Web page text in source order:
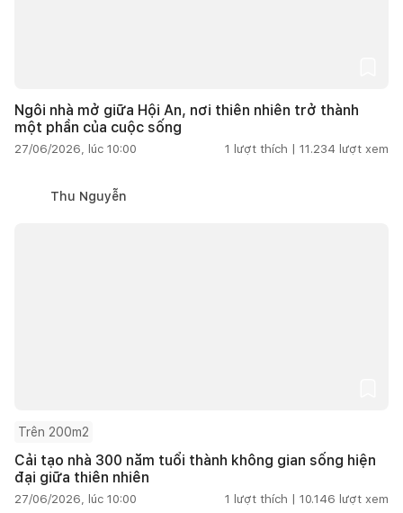
Ngôi nhà mở giữa Hội An, nơi thiên nhiên trở thành
một phần của cuộc sống
27/06/2026, lúc 10:00 1 lượt thích | 11.234 lượt xem
Thu Nguyễn
Trên 200m2
Cải tạo nhà 300 năm tuổi thành không gian sống hiện
đại giữa thiên nhiên
27/06/2026, lúc 10:00 1 lượt thích | 10.146 lượt xem